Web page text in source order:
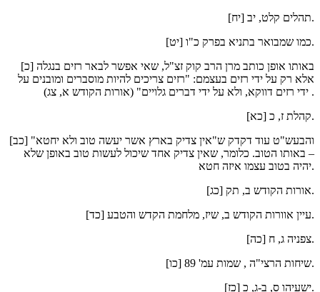
[יח] תהלים קלט, יב.
[יט] כמו שמבואר בתניא בפרק כ"ו.
[כ] באותו אופן כותב מרן הרב קוק זצ"ל, שאי אפשר לבאר רזים בנגלה
אלא רק על ידי רזים בעצמם: "רזים צריכים להיות מוסברים ומובנים על
ידי רזים דווקא, ולא על ידי דברים גלויים" (אורות הקודש א, צג).
[כא] קהלת ז, כ.
[כב] והבעש"ט עוד דקדק ש"אין צדיק בארץ אשר יעשה טוב ולא יחטא"
– באותו הטוב. כלומר, שאין צדיק אחד שיכול לעשות טוב באופן שלא
יהיה בטוב עצמו איזה חטא.
[כג] אורות הקודש ב, תק.
[כד] עיין אוורות הקודש ב, שיז, מלחמת הקדש והטבע.
[כה] צפניה ג, ח.
[כו] שיחות הרצי"ה , שמות עמ' 89.
[כז] ישעיהו ס, ב-ג, כ.